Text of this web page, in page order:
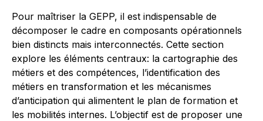
Pour maîtriser la GEPP, il est indispensable de
décomposer le cadre en composants opérationnels
bien distincts mais interconnectés. Cette section
explore les éléments centraux: la cartographie des
métiers et des compétences, l’identification des
métiers en transformation et les mécanismes
d’anticipation qui alimentent le plan de formation et
les mobilités internes. L’objectif est de proposer une